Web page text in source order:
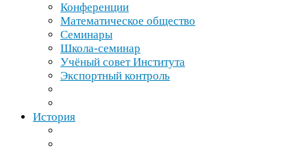
Конференции
Математическое общество
Семинары
Школа-​семинар
Учёный совет Института
Экспортный контроль
История